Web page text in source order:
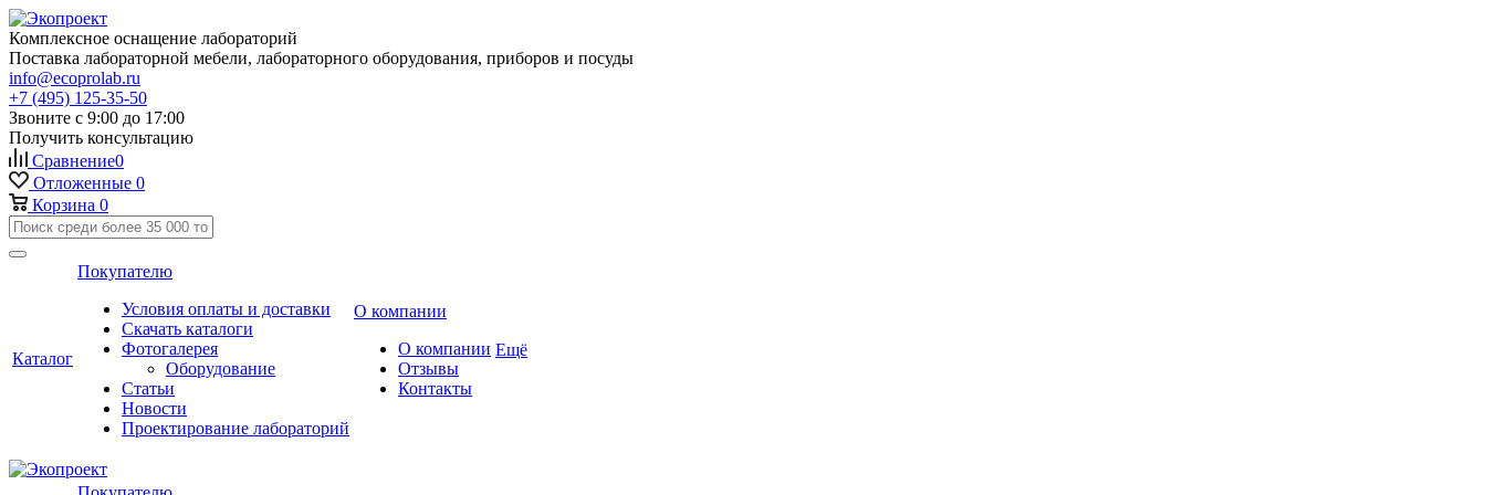
Комплексное оснащение лабораторий
Поставка лабораторной мебели, лабораторного оборудования, приборов и посуды
info@ecoprolab.ru
+7 (495) 125-35-50
Звоните с 9:00 до 17:00
Получить консультацию
Сравнение0
Отложенные 0
Корзина 0
Каталог
Покупателю
Условия оплаты и доставки
Скачать каталоги
Фотогалерея
Оборудование
Статьи
Новости
Проектирование лабораторий
О компании
О компании
Отзывы
Контакты
Ещё